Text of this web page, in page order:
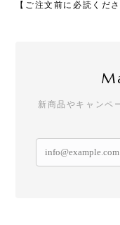
【ご注文前に必読くださ
新商品やキャンペ